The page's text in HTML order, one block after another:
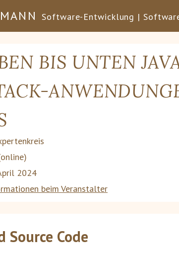
Software-Entwicklung |
BIS UNTEN
2024
beim Veranstalter
Source Code